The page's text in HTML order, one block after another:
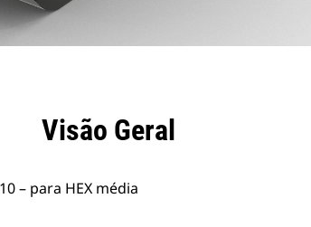
Visão Geral
– para HEX média